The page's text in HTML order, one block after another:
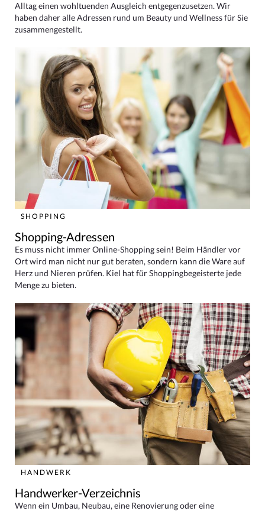
Alltag einen wohltuenden Ausgleich entgegenzusetzen. Wir
haben daher alle Adressen rund um Beauty und Wellness für Sie
zusammengestellt.
SHOPPING
Shopping-Adressen
Es muss nicht immer Online-Shopping sein! Beim Händler vor
Ort wird man nicht nur gut beraten, sondern kann die Ware auf
Herz und Nieren prüfen. Kiel hat für Shoppingbegeisterte jede
Menge zu bieten.
HANDWERK
Handwerker-Verzeichnis
Wenn ein Umbau, Neubau, eine Renovierung oder eine